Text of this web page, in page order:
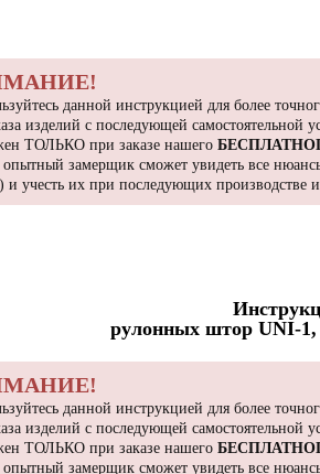
данной инструкцией для более
изделий с последующей
ТОЛЬКО при заказе нашего
опытный замерщик сможет увидеть все
и учесть их при последующих производстве
рулонных штор UNI-
данной инструкцией для более
изделий с последующей
ТОЛЬКО при заказе нашего
опытный замерщик сможет увидеть все